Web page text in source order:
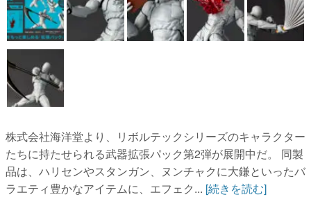
株式会社海洋堂より、リボルテックシリーズのキャラクター
たちに持たせられる武器拡張パック第2弾が展開中だ。 同製
品は、ハリセンやスタンガン、ヌンチャクに大鎌といったバ
ラエティ豊かなアイテムに、エフェク... [続きを読む]